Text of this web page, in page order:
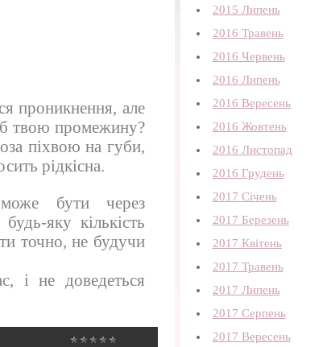
проникнення, але
твою промежину?
піхвою на губи,
рідкісна.
бути через
яку кількість
точно, не будучи
і не доведеться
2015 Липень
2016 Травень
2016 Червень
2016 Липень
2016 Вересень
2016 Жовтень
2016 Листопад
2016 Грудень
2017 Січень
2017 Березень
2017 Квітень
2017 Травень
2017 Липень
2017 Серпень
2017 Вересень